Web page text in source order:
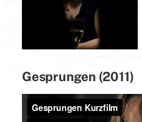
Gesprungen (2011)